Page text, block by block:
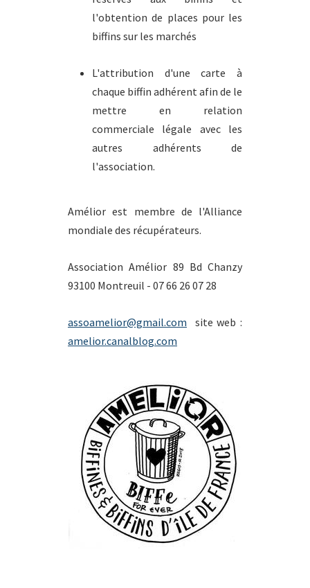
l'obtention de places pour les
biffins sur les marchés
L'attribution d'une carte à
chaque biffin adhérent afin de le
mettre en relation
commerciale légale avec les
autres adhérents de
l'association.
Amélior est membre de l'Alliance
mondiale des récupérateurs.
Association Amélior 89 Bd Chanzy
93100 Montreuil - 07 66 26 07 28
assoamelior@gmail.com site web :
amelior.canalblog.com